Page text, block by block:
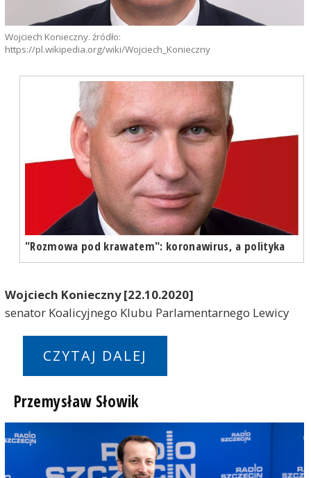
Wojciech Konieczny. źródło:
https://pl.wikipedia.org/wiki/Wojciech_Konieczny
"Rozmowa pod krawatem": koronawirus, a polityka
Wojciech Konieczny [22.10.2020]
senator Koalicyjnego Klubu Parlamentarnego Lewicy
CZYTAJ DALEJ
Przemysław Słowik